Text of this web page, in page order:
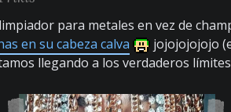
para metales en vez de
en su cabeza calva
jojojojojojo
llegando a los verdaderos